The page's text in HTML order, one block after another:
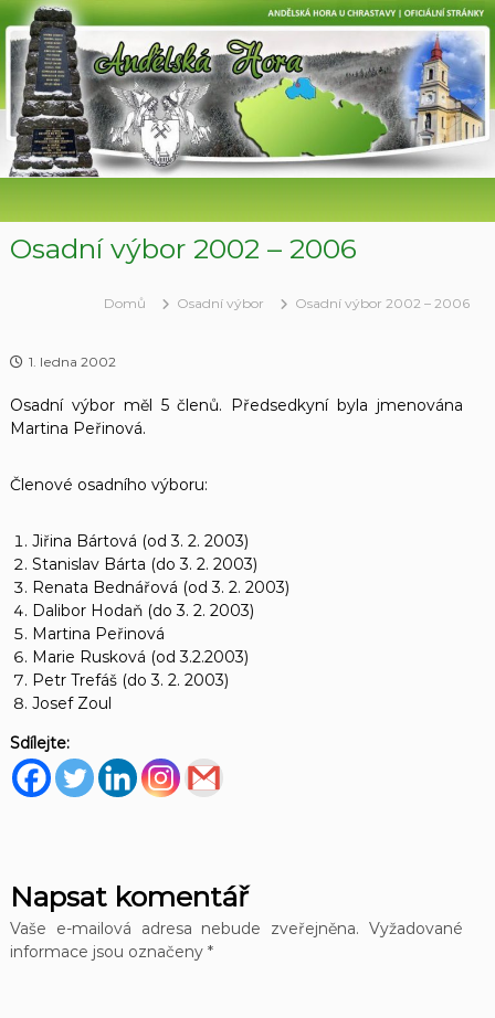
P
ř
k
n
Osadní výbor 2002 – 2006
Domů Osadní výbor Osadní výbor 2002 – 2006
1. ledna 2002
Osadní výbor měl 5 členů. Předsedkyní byla jmenována
Martina Peřinová.
Členové osadního výboru:
Jiřina Bártová (od 3. 2. 2003)
Stanislav Bárta (do 3. 2. 2003)
Renata Bednářová (od 3. 2. 2003)
Dalibor Hodaň (do 3. 2. 2003)
Martina Peřinová
Marie Rusková (od 3.2.2003)
Petr Trefáš (do 3. 2. 2003)
Josef Zoul
Sdílejte:
Napsat komentář
Vaše e-mailová adresa nebude zveřejněna. Vyžadované
informace jsou označeny *